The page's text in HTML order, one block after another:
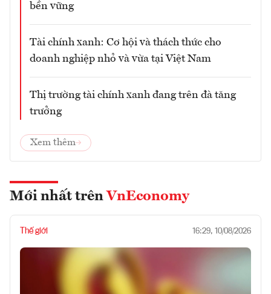
bền vững
Tài chính xanh: Cơ hội và thách thức cho
doanh nghiệp nhỏ và vừa tại Việt Nam
Thị trường tài chính xanh đang trên đà tăng
trưởng
Xem thêm
Mới nhất trên VnEconomy
Thế giới 16:29, 10/08/2026